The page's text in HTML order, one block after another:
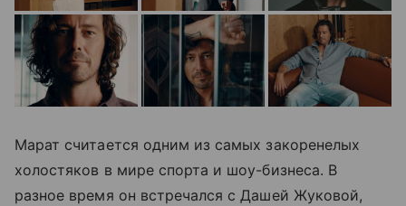
Марат считается одним из самых закоренелых
холостяков в мире спорта и шоу-бизнеса. В
разное время он встречался с Дашей Жуковой,